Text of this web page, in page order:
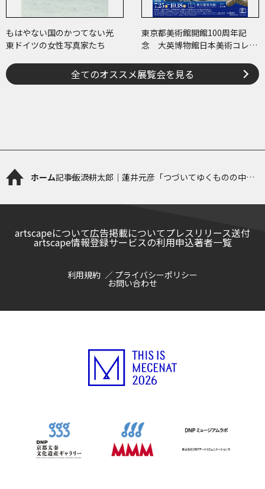
もはやない国のかつてない光
東ドイツの女性写真家たち
東京都美術館開館100周年記
念 大英博物館日本美術コレク
江戸絵画
全てのオススメ展覧会を見る
ホーム記事飯沢耕太郎｜蓮井元彦「つづいてゆくものの中
artscapeについて広告掲載についてプレスリリース送付
artscape情報登録サービスの利用申込著者一覧
利用規約 プライバシーポリシー
お問い合わせ